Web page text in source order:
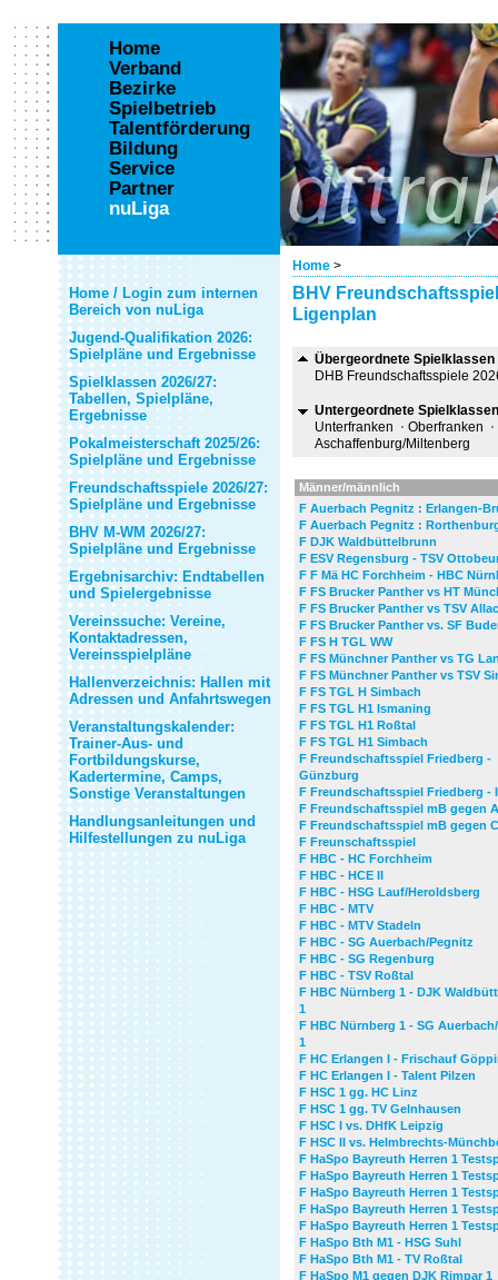
Home >
Home
Verband
Bezirke
Spielbetrieb
Talentförderung
Bildung
Service
Partner
nuLiga
Home / Login zum internen
Bereich von nuLiga
Jugend-Qualifikation 2026:
Spielpläne und Ergebnisse
Spielklassen 2026/27:
Tabellen, Spielpläne,
Ergebnisse
Pokalmeisterschaft 2025/26:
Spielpläne und Ergebnisse
Freundschaftsspiele 2026/27:
Spielpläne und Ergebnisse
BHV M-WM 2026/27:
Spielpläne und Ergebnisse
Ergebnisarchiv: Endtabellen
und Spielergebnisse
Vereinssuche: Vereine,
Kontaktadressen,
Vereinsspielpläne
Hallenverzeichnis: Hallen mit
Adressen und Anfahrtswegen
Veranstaltungskalender:
Trainer-Aus- und
Fortbildungskurse,
Kadertermine, Camps,
Sonstige Veranstaltungen
Handlungsanleitungen und
Hilfestellungen zu nuLiga
BHV
Ligenplan
Übergeordnete Spielklassen
DHB Freundschaftsspiele
Untergeordnete Spielklassen
Unterfranken
Oberfranken
Aschaffenburg/Miltenberg
Männer/männlich
F Auerbach Pegnitz : Erlangen-
F Auerbach Pegnitz :
F DJK Waldbüttelbrunn
F ESV Regensburg - TSV
F F Mä HC Forchheim - HBC
F FS Brucker Panther vs HT
F FS Brucker Panther vs TSV
F FS Brucker Panther vs. SF
F FS H TGL WW
F FS Münchner Panther vs TG
F FS Münchner Panther vs TSV
F FS TGL H Simbach
F FS TGL H1 Ismaning
F FS TGL H1 Roßtal
F FS TGL H1 Simbach
F Freundschaftsspiel Friedberg -
Günzburg
F Freundschaftsspiel Friedberg -
F Freundschaftsspiel mB gegen
F Freundschaftsspiel mB gegen
F Freunschaftsspiel
F HBC - HC Forchheim
F HBC - HCE II
F HBC - HSG Lauf/Heroldsberg
F HBC - MTV
F HBC - MTV Stadeln
F HBC - SG Auerbach/Pegnitz
F HBC - SG Regenburg
F HBC - TSV Roßtal
F HBC Nürnberg 1 - DJK
1
F HBC Nürnberg 1 - SG
1
F HC Erlangen I - Frischauf
F HC Erlangen I - Talent Pilzen
F HSC 1 gg. HC Linz
F HSC 1 gg. TV Gelnhausen
F HSC I vs. DHfK Leipzig
F HSC II vs. Helmbrechts-
F HaSpo Bayreuth Herren 1
F HaSpo Bayreuth Herren 1
F HaSpo Bayreuth Herren 1
F HaSpo Bayreuth Herren 1
F HaSpo Bayreuth Herren 1
F HaSpo Bth M1 - HSG Suhl
F HaSpo Bth M1 - TV Roßtal
F HaSpo M1 gegen DJK Rimpar 1